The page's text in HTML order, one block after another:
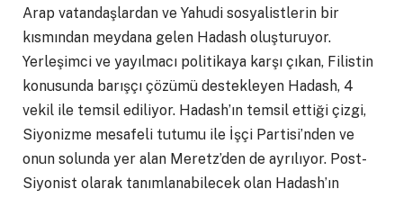
Arap vatandaşlardan ve Yahudi sosyalistlerin bir
kısmından meydana gelen Hadash oluşturuyor.
Yerleşimci ve yayılmacı politikaya karşı çıkan, Filistin
konusunda barışçı çözümü destekleyen Hadash, 4
vekil ile temsil ediliyor. Hadash’ın temsil ettiği çizgi,
Siyonizme mesafeli tutumu ile İşçi Partisi’nden ve
onun solunda yer alan Meretz’den de ayrılıyor. Post-
Siyonist olarak tanımlanabilecek olan Hadash’ın